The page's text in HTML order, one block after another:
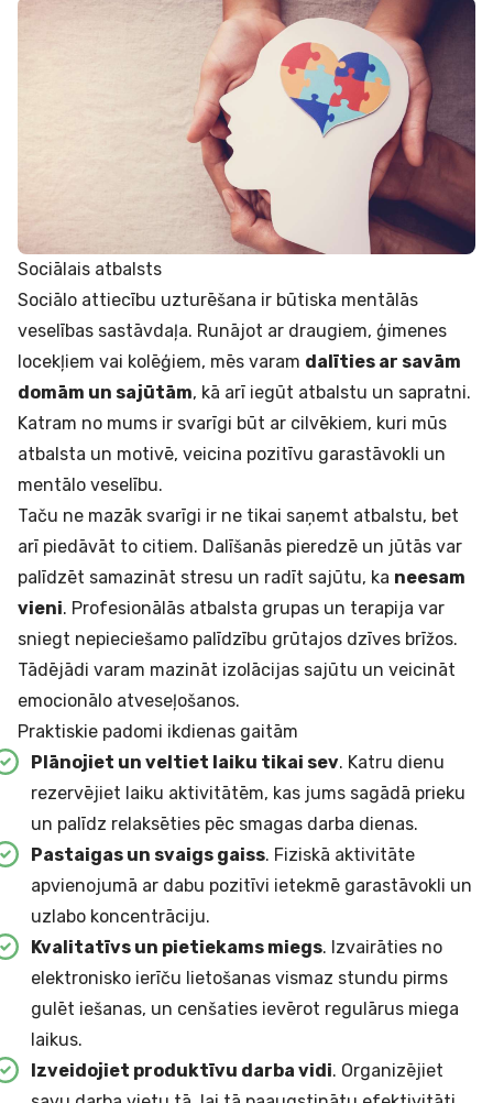
Sociālais atbalsts
Sociālo attiecību uzturēšana ir būtiska mentālās
veselības sastāvdaļa. Runājot ar draugiem, ģimenes
locekļiem vai kolēģiem, mēs varam dalīties ar savām
domām un sajūtām, kā arī iegūt atbalstu un sapratni.
Katram no mums ir svarīgi būt ar cilvēkiem, kuri mūs
atbalsta un motivē, veicina pozitīvu garastāvokli un
mentālo veselību.
Taču ne mazāk svarīgi ir ne tikai saņemt atbalstu, bet
arī piedāvāt to citiem. Dalīšanās pieredzē un jūtās var
palīdzēt samazināt stresu un radīt sajūtu, ka neesam
vieni. Profesionālās atbalsta grupas un terapija var
sniegt nepieciešamo palīdzību grūtajos dzīves brīžos.
Tādējādi varam mazināt izolācijas sajūtu un veicināt
emocionālo atveseļošanos.
Praktiskie padomi ikdienas gaitām
Plānojiet un veltiet laiku tikai sev. Katru dienu
rezervējiet laiku aktivitātēm, kas jums sagādā prieku
un palīdz relaksēties pēc smagas darba dienas.
Pastaigas un svaigs gaiss. Fiziskā aktivitāte
apvienojumā ar dabu pozitīvi ietekmē garastāvokli un
uzlabo koncentrāciju.
Kvalitatīvs un pietiekams miegs. Izvairāties no
elektronisko ierīču lietošanas vismaz stundu pirms
gulēt iešanas, un cenšaties ievērot regulārus miega
laikus.
Izveidojiet produktīvu darba vidi. Organizējiet